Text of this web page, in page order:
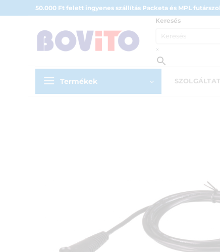
to
50.000 Ft felett ingyenes szállítás Packeta és MPL
Keresés
×
Termékek